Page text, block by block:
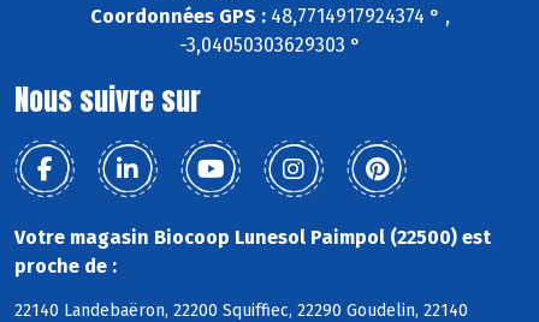
Coordonnées GPS :48,7714917924374 ° ,
-3,04050303629303 °
Nous suivre sur
Votre magasin Biocoop Lunesol Paimpol (22500) est
proche de :
22140 Landebaëron, 22200 Squiffiec, 22290 Goudelin, 22140